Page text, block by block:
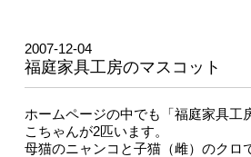
2007-12-04
福庭家具工房のマスコット
ホームページの中でも「福庭家具工
こちゃんが2匹います。
母猫のニャンコと子猫（雌）のクロ